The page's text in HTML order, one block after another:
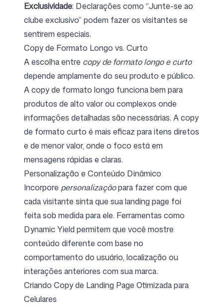
Exclusividade: Declarações como “Junte-se ao
clube exclusivo” podem fazer os visitantes se
sentirem especiais.
Copy de Formato Longo vs. Curto
A escolha entre copy de formato longo e curto
depende amplamente do seu produto e público.
A copy de formato longo funciona bem para
produtos de alto valor ou complexos onde
informações detalhadas são necessárias. A copy
de formato curto é mais eficaz para itens diretos
e de menor valor, onde o foco está em
mensagens rápidas e claras.
Personalização e Conteúdo Dinâmico
Incorpore personalizaçãopara fazer com que
cada visitante sinta que sua landing page foi
feita sob medida para ele. Ferramentas como
Dynamic Yield permitem que você mostre
conteúdo diferente com base no
comportamento do usuário, localização ou
interações anteriores com sua marca.
Criando Copy de Landing Page Otimizada para
Celulares